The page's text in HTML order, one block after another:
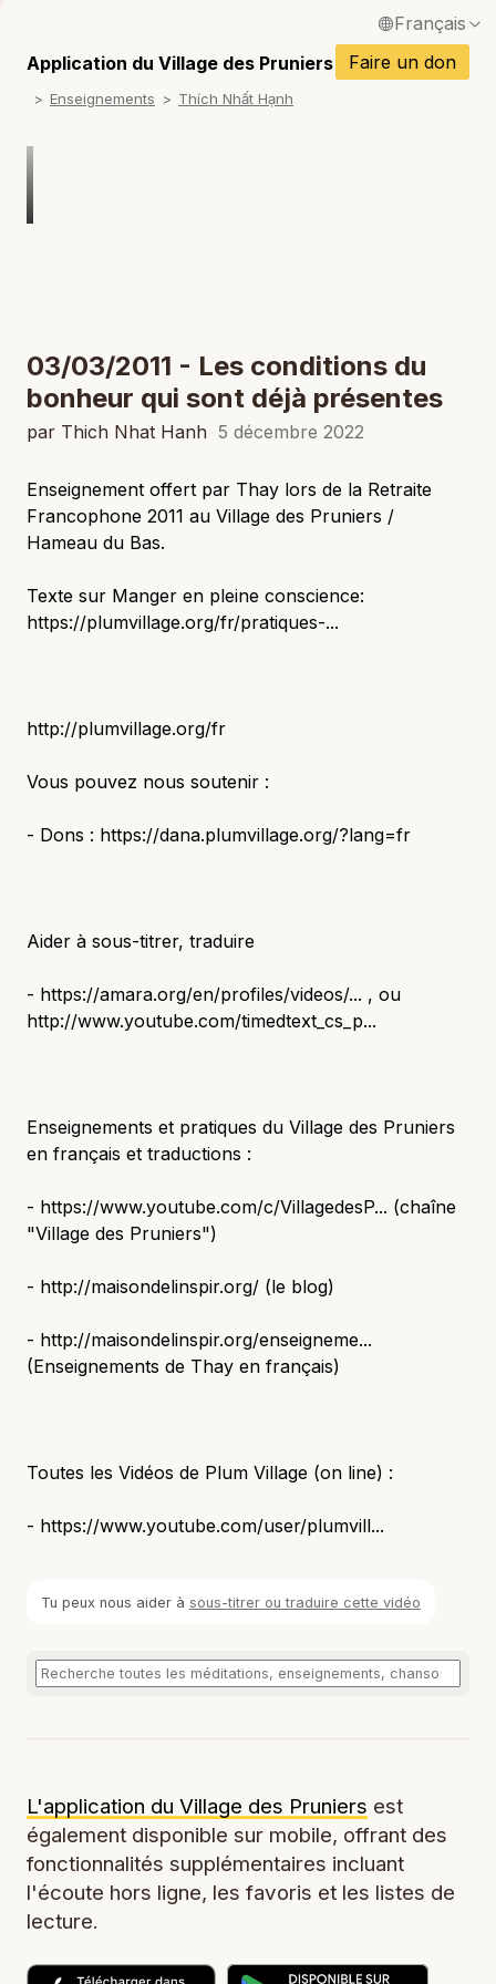
Français
English / Anglais
Español / Espagnol
Application du Village des Pruniers Faire un don
Enseignements Thích Nhất Hạnh
03/03/2011 - Les conditions du
bonheur qui sont déjà présentes
par Thich Nhat Hanh 5 décembre 2022
Enseignement offert par Thay lors de la Retraite
Francophone 2011 au Village des Pruniers /
Hameau du Bas.
Texte sur Manger en pleine conscience:
https://plumvillage.org/fr/pratiques-...
http://plumvillage.org/fr
Vous pouvez nous soutenir :
- Dons : https://dana.plumvillage.org/?lang=fr
Aider à sous-titrer, traduire
- https://amara.org/en/profiles/videos/... , ou
http://www.youtube.com/timedtext_cs_p...
Enseignements et pratiques du Village des Pruniers
en français et traductions :
- https://www.youtube.com/c/VillagedesP... (chaîne
"Village des Pruniers")
- http://maisondelinspir.org/ (le blog)
- http://maisondelinspir.org/enseigneme...
(Enseignements de Thay en français)
Toutes les Vidéos de Plum Village (on line) :
- https://www.youtube.com/user/plumvill...
Tu peux nous aider à sous-titrer ou traduire cette vidéo
L'application du Village des Pruniers est
également disponible sur mobile, offrant des
fonctionnalités supplémentaires incluant
l'écoute hors ligne, les favoris et les listes de
lecture.